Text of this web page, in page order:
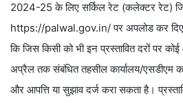
2024-25 के लिए सर्किल रेट (कलेक्टर रेट)
https://palwal.gov.in/ पर अपलोड कर दिए
कि जिस किसी को भी इन प्रस्तावित दरों पर कोई
अप्रैल तक संबंधित तहसील कार्यालय/एसडीएम
और आपत्ति या सुझाव दर्ज करा सकता है।